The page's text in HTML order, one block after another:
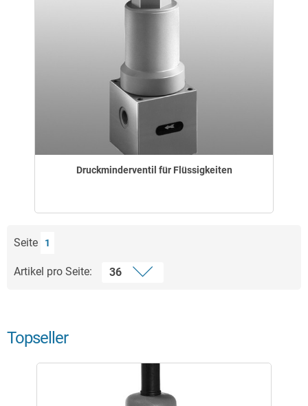
Druckminderventil für Flüssigkeiten
Seite 1
Artikel pro Seite:
Topseller